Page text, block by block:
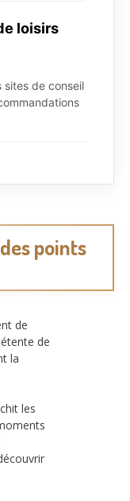
loisirs
sites de conseil
points
de
de
la
les